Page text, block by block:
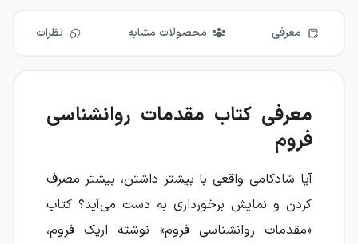
معرفی محصولات مشابه نظرات
معرفی کتاب مقدمات روانشناسی
فروم
آیا شادکامی واقعی با بیشتر داشتن، بیشتر مصرف
کردن و نمایش برخورداری به دست می‌آید؟ کتاب
«مقدمات روانشناسی فروم» نوشته اریک فروم،